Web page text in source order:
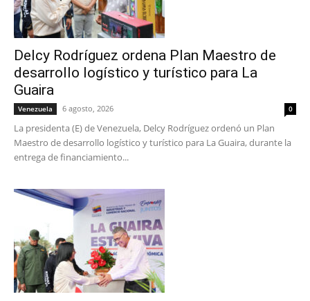
Delcy Rodríguez ordena Plan Maestro de
desarrollo logístico y turístico para La
Guaira
Venezuela 6 agosto, 2026 0
La presidenta (E) de Venezuela, Delcy Rodríguez ordenó un Plan
Maestro de desarrollo logístico y turístico para La Guaira, durante la
entrega de financiamiento...